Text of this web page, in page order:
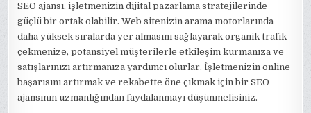
SEO ajansı, işletmenizin dijital pazarlama stratejilerinde
güçlü bir ortak olabilir. Web sitenizin arama motorlarında
daha yüksek sıralarda yer almasını sağlayarak organik trafik
çekmenize, potansiyel müşterilerle etkileşim kurmanıza ve
satışlarınızı artırmanıza yardımcı olurlar. İşletmenizin online
başarısını artırmak ve rekabette öne çıkmak için bir SEO
ajansının uzmanlığından faydalanmayı düşünmelisiniz.